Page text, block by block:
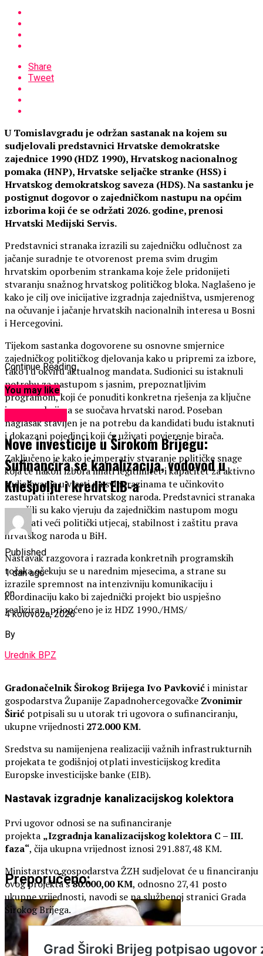
Share
Tweet
U Tomislavgradu je održan sastanak na kojem su
sudjelovali predstavnici Hrvatske demokratske
zajednice 1990 (HDZ 1990), Hrvatskog nacionalnog
pomaka (HNP), Hrvatske seljačke stranke (HSS) i
Hrvatskog demokratskog saveza (HDS). Na sastanku je
postignut dogovor o zajedničkom nastupu na općim
izborima koji će se održati 2026. godine, prenosi
Hrvatski Medijski Servis.
Predstavnici stranaka izrazili su zajedničku odlučnost za
jačanje suradnje te otvorenost prema svim drugim
hrvatskim oporbenim strankama koje žele pridonijeti
stvaranju snažnog hrvatskog političkog bloka. Naglašeno je
kako je cilj ove inicijative izgradnja zajedništva, usmjerenog
na očuvanje i jačanje hrvatskih nacionalnih interesa u Bosni
i Hercegovini.
Tijekom sastanka dogovorene su osnovne smjernice
zajedničkog političkog djelovanja kako u pripremi za izbore,
tako i u okviru aktualnog mandata. Sudionici su istaknuli
potrebu za nastupom s jasnim, prepoznatljivim
programom, koji će ponuditi konkretna rješenja za ključne
izazove s kojima se suočava hrvatski narod. Poseban
naglasak stavljen je na potrebu da kandidati budu istaknuti
i dokazani pojedinci koji će uživati povjerenje birača.
Zaključeno je kako je imperativ stvaranje političke snage
koja će nakon izbora imati legitimitet i kapacitet za aktivno
sudjelovanje u vlasti na svim razinama te učinkovito
zastupati interese hrvatskog naroda. Predstavnici stranaka
poručili su kako vjeruju da zajedničkim nastupom mogu
osigurati veći politički utjecaj, stabilnost i zaštitu prava
hrvatskog naroda u BiH.
Nastavak razgovora i razrada konkretnih programskih
točaka očekuju se u narednim mjesecima, a strane su
izrazile spremnost na intenzivniju komunikaciju i
koordinaciju kako bi zajednički projekt bio uspješno
realiziran, priopćeno je iz HDZ 1990./HMS/
Preporučeno:
Continue Reading
You may like
Nove investicije u Širokom Brijegu:
Sufinancira se kanalizacija, vodovod u
Knešpolju i kredit EIB-a
Published
1 dan ago
on
4 kolovoza, 2026
By
Urednik BPZ
Gradonačelnik Širokog BrijegaIvo Pavkovići ministar
gospodarstva Županije Zapadnohercegovačke Zvonimir
Širić potpisali su u utorak tri ugovora o sufinanciranju,
ukupne vrijednosti 272.000 KM.
Sredstva su namijenjena realizaciji važnih infrastrukturnih
projekata te godišnjoj otplati investicijskog kredita
Europske investicijske banke (EIB).
Nastavak izgradnje kanalizacijskog kolektora
Prvi ugovor odnosi se na sufinanciranje
projekta „Izgradnja kanalizacijskog kolektora C – III.
faza“, čija ukupna vrijednost iznosi 291.887,48 KM.
Ministarstvo gospodarstva ŽZH sudjelovat će u financiranju
ovog projekta s80.000,00 KM, odnosno 27,41 posto
ukupne vrijednosti, navodi se na službenoj stranici Grada
Širokog Brijega.